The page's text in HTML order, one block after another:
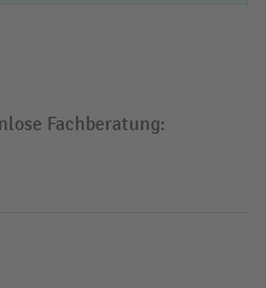
Fachberatung: